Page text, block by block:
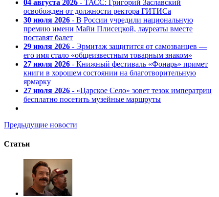
04 августа 2026 - ТАСС: Григорий Заславский
освобожден от должности ректора ГИТИСа
30 июля 2026 - В России учредили национальную
премию имени Майи Плисецкой, лауреаты вместе
поставят балет
29 июля 2026 - Эрмитаж защитится от самозванцев —
его имя стало «общеизвестным товарным знаком»
27 июля 2026 - Книжный фестиваль «Фонарь» примет
книги в хорошем состоянии на благотворительную
ярмарку
27 июля 2026 - «Царское Село» зовет тезок императриц
бесплатно посетить музейные маршруты
Предыдущие новости
Статьи